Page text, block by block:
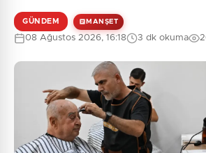
GÜNDEM MANŞET
08 Ağustos 2026, 16:18 3 dk okuma